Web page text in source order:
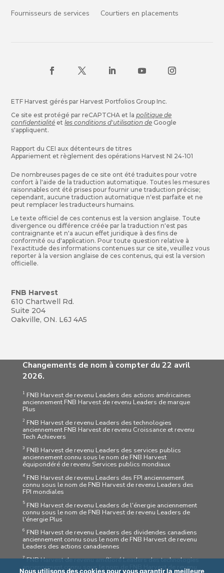
Fournisseurs de services Courtiers en placements
ETF Harvest gérés par Harvest Portfolios Group Inc.
Ce site est protégé par reCAPTCHA et lapolitique de
confidentialité etles conditions d'utilisation de Google
s'appliquent.
Rapport du CEI aux détenteurs de titres
Appariement et règlement des opérations Harvest NI 24-101
De nombreuses pages de ce site ont été traduites pour votre
confort à l'aide de la traduction automatique. Toutes les mesures
raisonnables ont été prises pour fournir une traduction précise;
cependant, aucune traduction automatique n'est parfaite et ne
peut remplacer les traducteurs humains.
Le texte officiel de ces contenus est la version anglaise. Toute
divergence ou différence créée par la traduction n'est pas
contraignante et n'a aucun effet juridique à des fins de
conformité ou d'application. Pour toute question relative à
l'exactitude des informations contenues sur ce site, veuillez vous
reporter à la version anglaise de ces contenus, qui est la version
officielle.
FNB Harvest
610 Chartwell Rd.
Suite 204
Oakville, ON. L6J 4A5
Changements de nom à compter du 22 avril
2026.
1 FNB Harvest de revenu Leaders des actions américaines
anciennement FNB Harvest de revenu Leaders de marque
Plus
2 FNB Harvest de revenu Leaders des technologies
anciennement FNB Harvest de revenu Croissance et revenu
Tech Achievers
3 FNB Harvest de revenu Leaders des services publics
anciennement connu sous le nom de FNB Harvest
équipondéré de revenu Services publics mondiaux
4FNB Harvest de revenu Leaders des FPI anciennement
connu sous le nom de FNB Harvest de revenu Leaders des
FPI mondiales
5FNB Harvest de revenu Leaders de l'énergie anciennement
connu sous le nom de FNB Harvest de revenu Leaders de
l'énergie Plus
6 FNB Harvest de revenu Leaders des dividendes canadiens
anciennement connu sous le nom de FNB Harvest de revenu
Leaders des actions canadiennes
7FNB Harvest de revenu amélioré Leaders des technologies
anciennement connu sous le nom de FNB Harvest de revenu
Nous utilisons des cookies pour vous garantir la meilleure